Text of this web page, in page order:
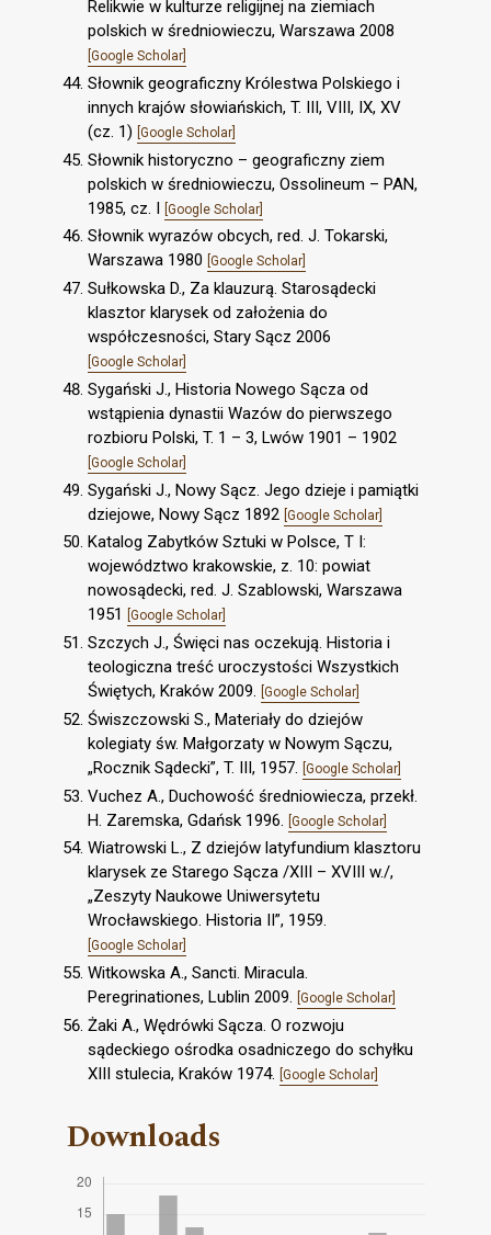
Relikwie w kulturze religijnej na ziemiach
polskich w średniowieczu, Warszawa 2008
[Google Scholar]
Słownik geograficzny Królestwa Polskiego i
innych krajów słowiańskich, T. III, VIII, IX, XV
(cz. 1) [Google Scholar]
Słownik historyczno – geograficzny ziem
polskich w średniowieczu, Ossolineum – PAN,
1985, cz. I [Google Scholar]
Słownik wyrazów obcych, red. J. Tokarski,
Warszawa 1980 [Google Scholar]
Sułkowska D., Za klauzurą. Starosądecki
klasztor klarysek od założenia do
współczesności, Stary Sącz 2006
[Google Scholar]
Sygański J., Historia Nowego Sącza od
wstąpienia dynastii Wazów do pierwszego
rozbioru Polski, T. 1 – 3, Lwów 1901 – 1902
[Google Scholar]
Sygański J., Nowy Sącz. Jego dzieje i pamiątki
dziejowe, Nowy Sącz 1892 [Google Scholar]
Katalog Zabytków Sztuki w Polsce, T I:
województwo krakowskie, z. 10: powiat
nowosądecki, red. J. Szablowski, Warszawa
1951
[Google Scholar]
Szczych J., Święci nas oczekują. Historia i
teologiczna treść uroczystości Wszystkich
Świętych, Kraków 2009. [Google Scholar]
Świszczowski S., Materiały do dziejów
kolegiaty św. Małgorzaty w Nowym Sączu,
„Rocznik Sądecki”, T. III, 1957. [Google Scholar]
Vuchez A., Duchowość średniowiecza, przekł.
H. Zaremska, Gdańsk 1996.
[Google Scholar]
Wiatrowski L., Z dziejów latyfundium klasztoru
klarysek ze Starego Sącza /XIII – XVIII w./,
„Zeszyty Naukowe Uniwersytetu
Wrocławskiego. Historia II”, 1959.
[Google Scholar]
Witkowska A., Sancti. Miracula.
Peregrinationes, Lublin 2009. [Google Scholar]
Żaki A., Wędrówki Sącza. O rozwoju
sądeckiego ośrodka osadniczego do schyłku
XIII stulecia, Kraków 1974. [Google Scholar]
Downloads